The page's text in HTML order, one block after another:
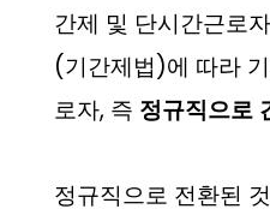
간제 및 단시간근로
(기간제법)에 따라
로자, 즉 정규직으로
정규직으로 전환된